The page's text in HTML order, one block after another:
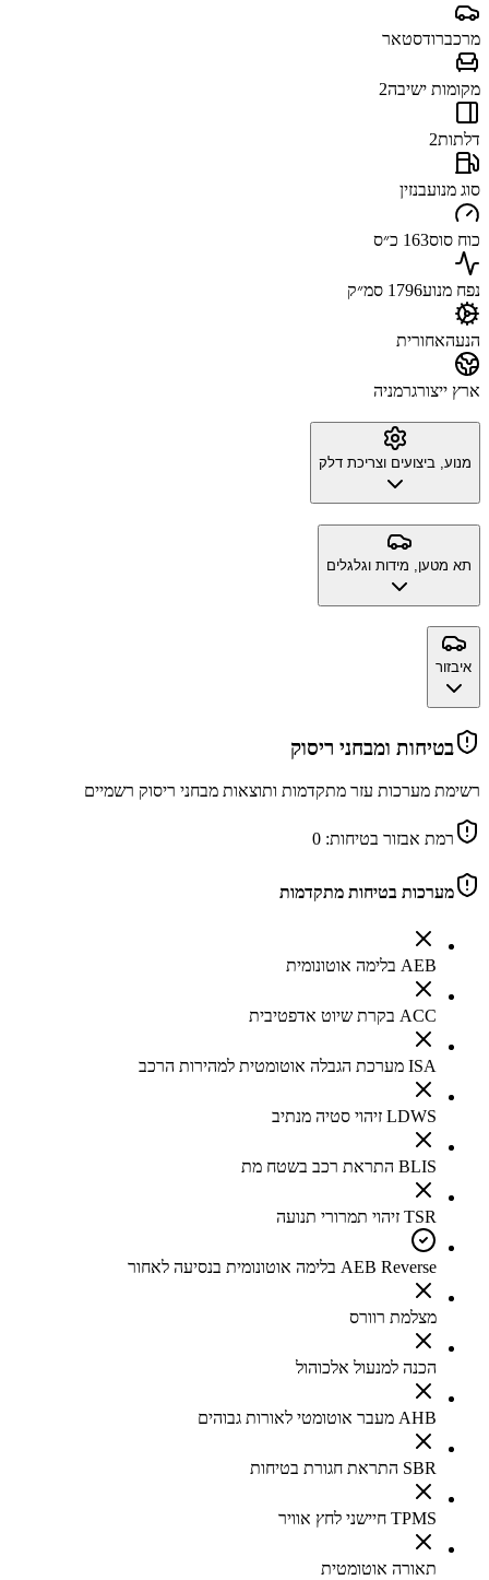
מרכברודסטאר
מקומות ישיבה2
דלתות2
סוג מנועבנזין
כוח סוס163 כ״ס
נפח מנוע1796 סמ״ק
הנעהאחורית
ארץ ייצורגרמניה
מנוע, ביצועים וצריכת דלק
תא מטען, מידות וגלגלים
איבזור
בטיחות ומבחני ריסוק
רשימת מערכות עזר מתקדמות ותוצאות מבחני ריסוק רשמיים
רמת אבזור בטיחות: 0
מערכות בטיחות מתקדמות
AEB בלימה אוטונומית
ACC בקרת שיוט אדפטיבית
ISA מערכת הגבלה אוטומטית למהירות הרכב
LDWS זיהוי סטיה מנתיב
BLIS התראת רכב בשטח מת
TSR זיהוי תמרורי תנועה
AEB Reverse בלימה אוטונומית בנסיעה לאחור
מצלמת רוורס
הכנה למנעול אלכוהול
AHB מעבר אוטומטי לאורות גבוהים
SBR התראת חגורת בטיחות
TPMS חיישני לחץ אוויר
תאורה אוטומטית